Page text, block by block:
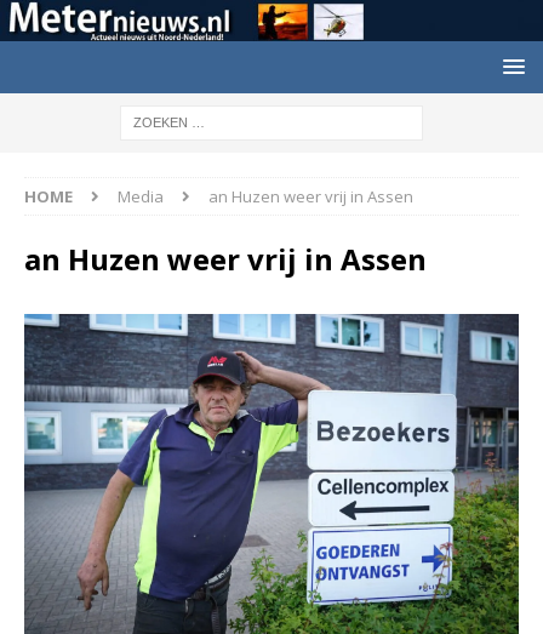
HOME Media an Huzen weer vrij in Assen
an Huzen weer vrij in Assen